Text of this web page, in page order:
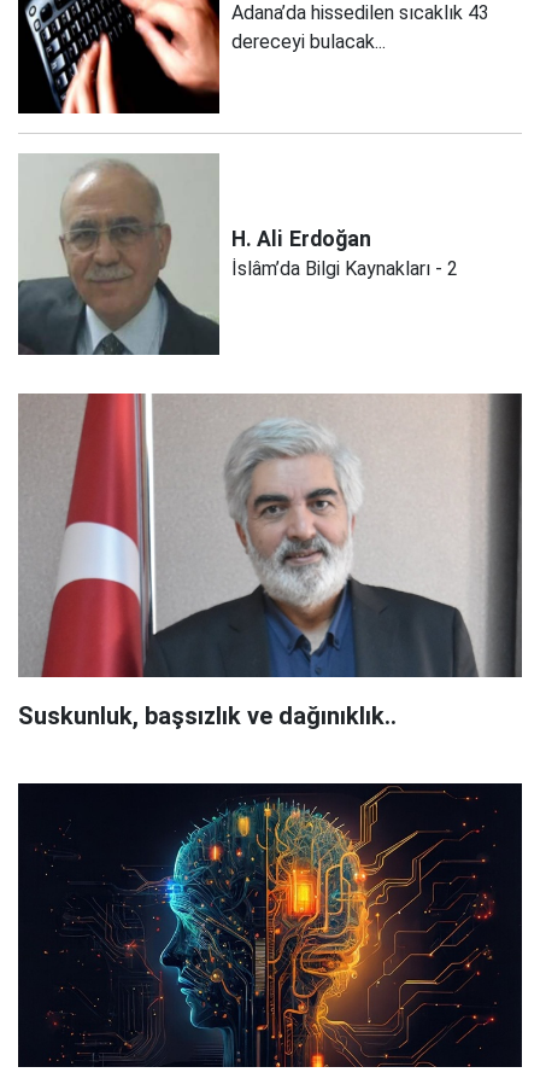
Adana’da hissedilen sıcaklık 43
dereceyi bulacak...
H. Ali Erdoğan
İslâm’da Bilgi Kaynakları - 2
Suskunluk, başsızlık ve dağınıklık..